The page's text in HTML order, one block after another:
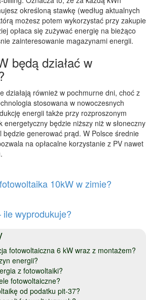
określoną stawkę (według aktualnych
możesz potem wykorzystać przy zakupie
opłaca się zużywać energię na bieżąco
zainteresowanie magazynami energii.
będą działać w
działają również w pochmurne dni, choć z
stosowana w nowoczesnych
energii także przy rozproszonym
energetyczny będzie niższy niż w słoneczny
generować prąd. W Polsce średnie
na opłacalne korzystanie z PV nawet
10kW w zimie?
wyprodukuje?
fotowoltaiczna 6 kW wraz z montażem?
energii?
z fotowoltaiki?
fotowoltaiczne?
od podatku pit-37?